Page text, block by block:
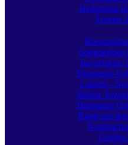
Herbsttour
Touren
Sommertour
Duppauer
Lausitz -
Böhm.
Duppauer
Rund um